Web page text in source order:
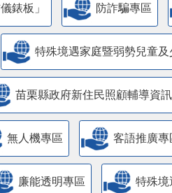
錶板」 防詐騙專區
特殊境遇家庭暨弱勢兒童
苗栗縣政府新住民照顧輔導資
無人機專區 客語推廣專
廉能透明專區 特殊境